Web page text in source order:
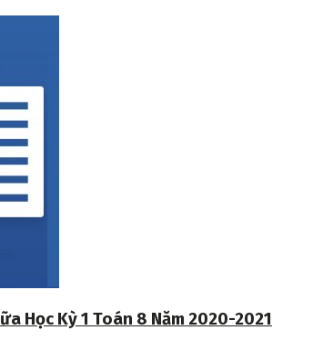
Học Kỳ 1 Toán 8 Năm 2020-2021